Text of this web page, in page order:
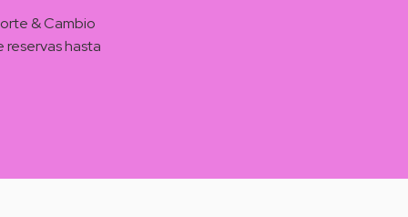
& Cambio
hasta